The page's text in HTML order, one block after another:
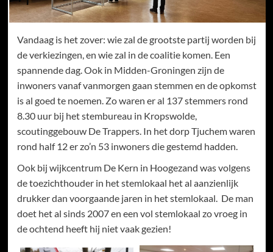
Vandaag is het zover: wie zal de grootste partij worden bij
de verkiezingen, en wie zal in de coalitie komen. Een
spannende dag. Ook in Midden-Groningen zijn de
inwoners vanaf vanmorgen gaan stemmen en de opkomst
is al goed te noemen. Zo waren er al 137 stemmers rond
8.30 uur bij het stembureau in Kropswolde,
scoutinggebouw De Trappers. In het dorp Tjuchem waren
rond half 12 er zo’n 53 inwoners die gestemd hadden.
Ook bij wijkcentrum De Kern in Hoogezand was volgens
de toezichthouder in het stemlokaal het al aanzienlijk
drukker dan voorgaande jaren in het stemlokaal. De man
doet het al sinds 2007 en een vol stemlokaal zo vroeg in
de ochtend heeft hij niet vaak gezien!